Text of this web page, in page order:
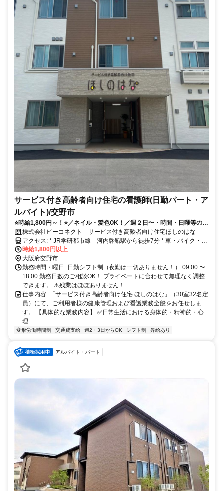
サービス付き高齢者向け住宅の看護師(日勤パート・ア
ルバイト)/交野市
⭐時給1,800円～！⭐／ネイル・髪色OK！／週２日〜・時間・日曜等の相
談OK＆夜勤一切なし残業ほぼなし！／30室のコンパクトなサ高住≪河
内磐船駅徒歩7分／車通勤OK≫
株式会社ビーコネクト サービス付き高齢者向け住宅ほしのはな
アクセス: * JR学研都市線 河内磐船駅から徒歩7分 * 車・バイク・自
転車通勤OK 駐車場無料
時給1,800円以上
大阪府交野市
勤務時間・曜日: 日勤シフト制（夜勤は一切ありません！） 09:00 〜
18:00 勤務日数のご相談OK！ プライベートに合わせて無理なく調整
できます。 ⚠残業はほぼありません！
仕事内容: 「サービス付き高齢者向け住宅 ほしのはな」（30室32名定
員）にて、ご利用者様の健康管理および看護業務全般をお任せしま
す。 【具体的な業務内容】 ✅日常生活における身体的・精神的・心
理...
変形労働時間制 交通費支給 週2・3日からOK シフト制 昇給あり
アルバイト・パート